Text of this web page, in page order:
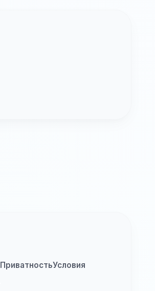
ПриватностьУсловия